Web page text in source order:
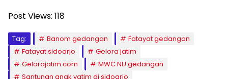
Post Views: 118
Tag: Banom gedangan
Fatayat gedangan
Fatayat sidoarjo
Gelora jatim
Gelorajatim.com
MWC NU gedangan
Santunan anak yatim di sidoarjo